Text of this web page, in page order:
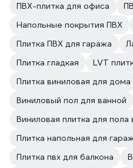
ПВХ-плитка для офиса
Напольные покрытия ПВХ
Плитка ПВХ для гаража
Плитка гладкая
LVT
Плитка виниловая для дома
Виниловый пол для ванной
Виниловая плитка для пола
Плитка напольная для
Плитка пвх для балкона